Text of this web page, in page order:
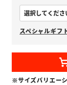
スペシャルギフ
※サイズバリエー